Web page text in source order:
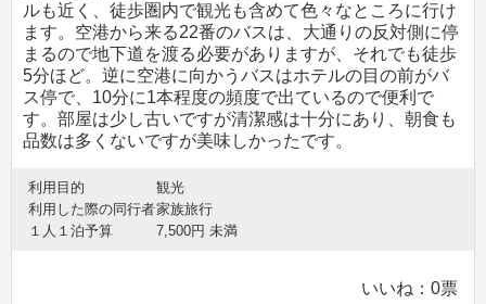
ルも近く、徒歩圏内で観光も含めて色々なところに行け
ます。空港から来る22番のバスは、大通りの反対側に停
まるので地下道を渡る必要がありますが、それでも徒歩
5分ほど。逆に空港に向かうバスはホテルの目の前がバ
ス停で、10分に1本程度の頻度で出ているので便利で
す。部屋は少し古いですが清潔感は十分にあり、朝食も
品数は多くないですが美味しかったです。
利用目的
観光
利用した際の同行者家族旅行
１人１泊予算
7,500円 未満
いいね： 0票